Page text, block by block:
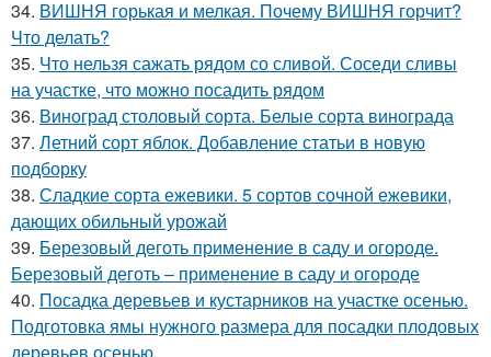
34. ВИШНЯ горькая и мелкая. Почему ВИШНЯ горчит?
Что делать?
35. Что нельзя сажать рядом со сливой. Соседи сливы
на участке, что можно посадить рядом
36. Виноград столовый сорта. Белые сорта винограда
37. Летний сорт яблок. Добавление статьи в новую
подборку
38. Сладкие сорта ежевики. 5 сортов сочной ежевики,
дающих обильный урожай
39. Березовый деготь применение в саду и огороде.
Березовый деготь – применение в саду и огороде
40. Посадка деревьев и кустарников на участке осенью.
Подготовка ямы нужного размера для посадки плодовых